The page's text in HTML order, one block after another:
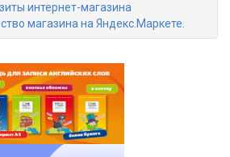
интернет-магазина